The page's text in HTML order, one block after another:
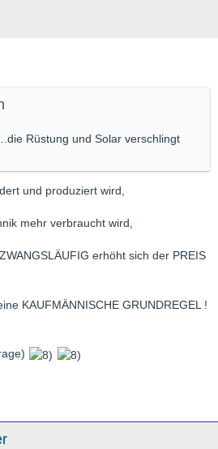
Rüstung und Solar verschlingt
und produziert wird,
mehr verbraucht wird,
erhöht sich der PREIS
KAUFMÄNNISCHE GRUNDREGEL !